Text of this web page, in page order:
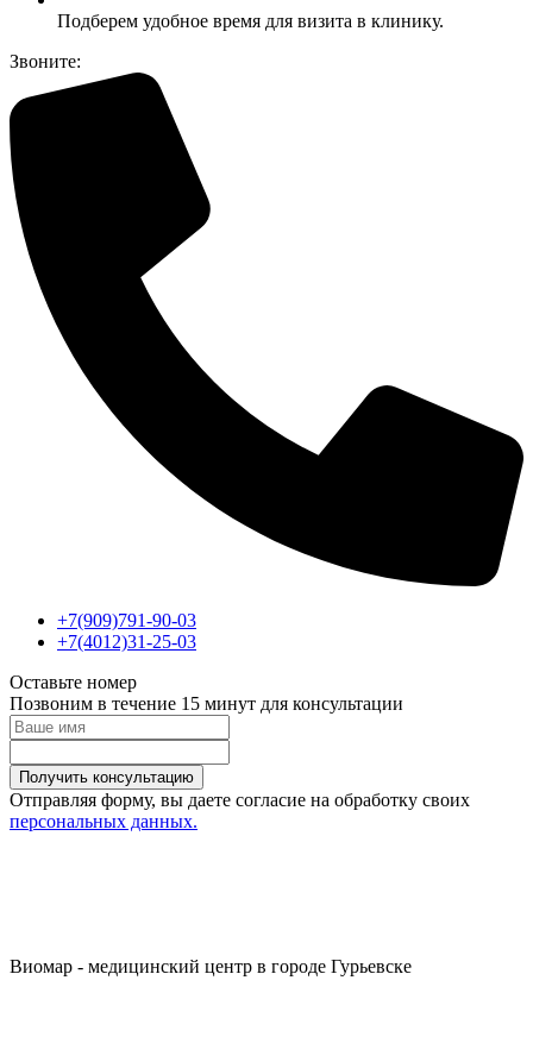
Подберем удобное время для визита в клинику.
Звоните:
+7(909)791-90-03
+7(4012)31-25-03
Оставьте номер
Позвоним в течение 15 минут для консультации
Получить консультацию
Отправляя форму, вы даете согласие на обработку своих
персональных данных.
Виомар - медицинский центр в городе Гурьевске